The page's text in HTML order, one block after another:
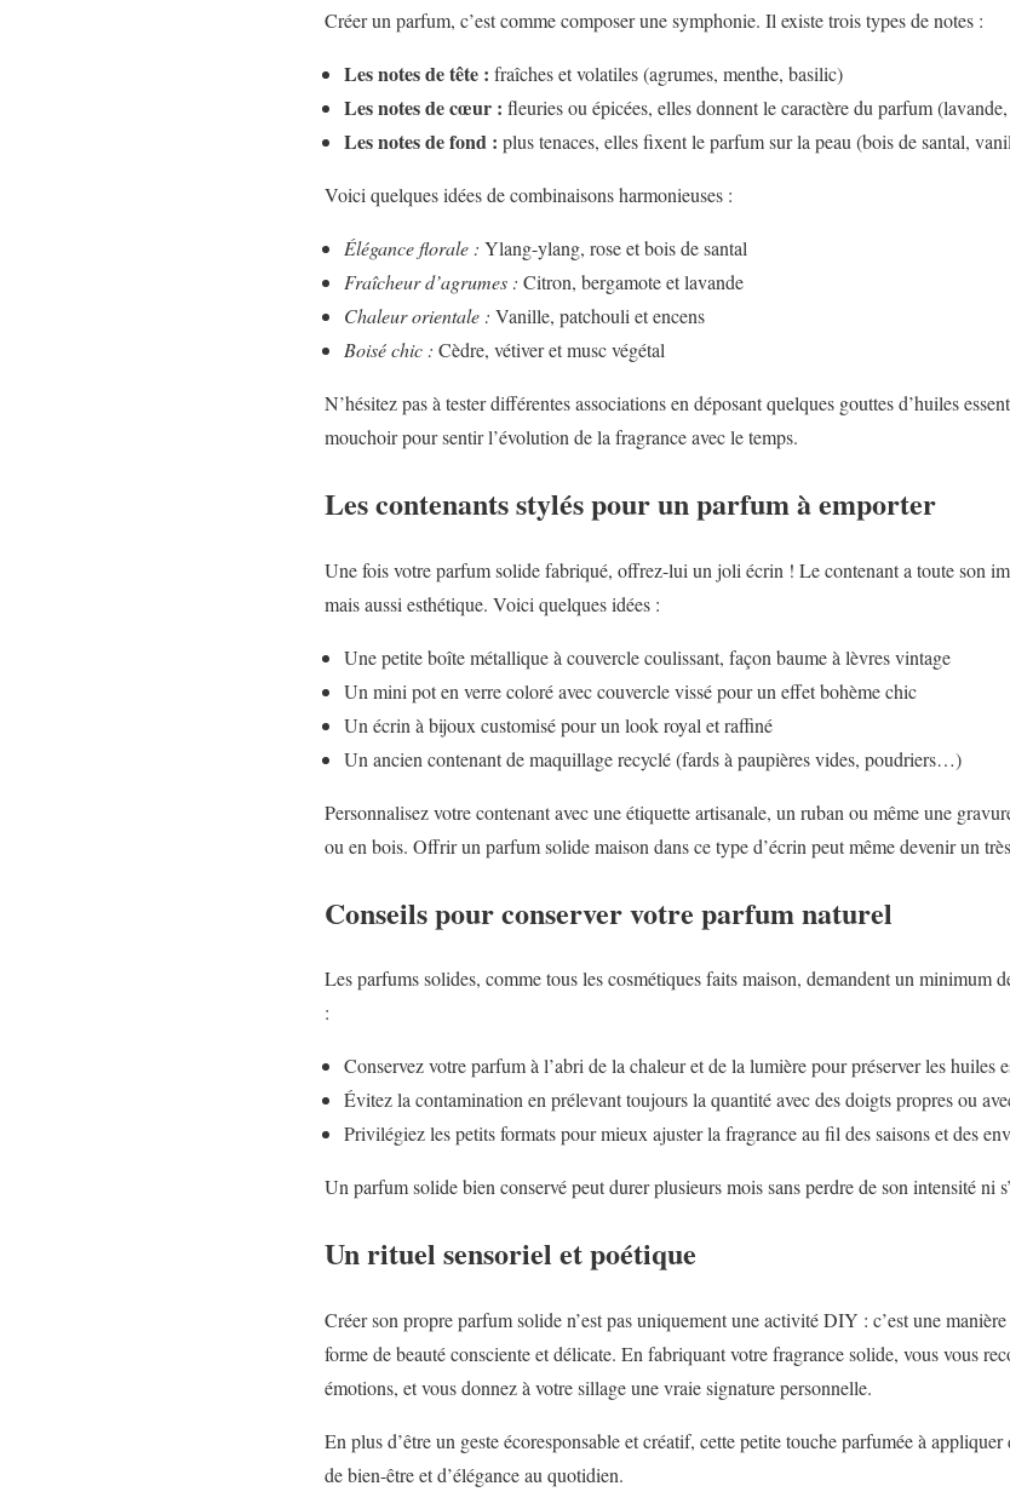
Créer un parfum, c’est comme composer une symphonie. Il existe trois types de notes :
Les notes de tête : fraîches et volatiles (agrumes, menthe, basilic)
Les notes de cœur : fleuries ou épicées, elles donnent le caractère du parfum
Les notes de fond : plus tenaces, elles fixent le parfum sur la peau (bois de santal,
Voici quelques idées de combinaisons harmonieuses :
Élégance florale : Ylang-ylang, rose et bois de santal
Fraîcheur d’agrumes : Citron, bergamote et lavande
Chaleur orientale : Vanille, patchouli et encens
Boisé chic : Cèdre, vétiver et musc végétal
N’hésitez pas à tester différentes associations en déposant quelques gouttes d’huiles
mouchoir pour sentir l’évolution de la fragrance avec le temps.
Les contenants stylés pour un parfum à emporter
Une fois votre parfum solide fabriqué, offrez-lui un joli écrin ! Le contenant a toute son
mais aussi esthétique. Voici quelques idées :
Une petite boîte métallique à couvercle coulissant, façon baume à lèvres vintage
Un mini pot en verre coloré avec couvercle vissé pour un effet bohème chic
Un écrin à bijoux customisé pour un look royal et raffiné
Un ancien contenant de maquillage recyclé (fards à paupières vides, poudriers…)
Personnalisez votre contenant avec une étiquette artisanale, un ruban ou même une
ou en bois. Offrir un parfum solide maison dans ce type d’écrin peut même devenir un
Conseils pour conserver votre parfum naturel
Les parfums solides, comme tous les cosmétiques faits maison, demandent un minimum
:
Conservez votre parfum à l’abri de la chaleur et de la lumière pour préserver les huiles
Évitez la contamination en prélevant toujours la quantité avec des doigts propres ou
Privilégiez les petits formats pour mieux ajuster la fragrance au fil des saisons et des
Un parfum solide bien conservé peut durer plusieurs mois sans perdre de son intensité ni
Un rituel sensoriel et poétique
Créer son propre parfum solide n’est pas uniquement une activité DIY : c’est une
forme de beauté consciente et délicate. En fabriquant votre fragrance solide, vous vous
émotions, et vous donnez à votre sillage une vraie signature personnelle.
En plus d’être un geste écoresponsable et créatif, cette petite touche parfumée à
de bien-être et d’élégance au quotidien.